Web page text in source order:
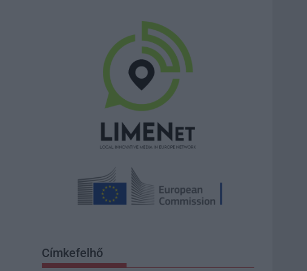
Címkefelhő